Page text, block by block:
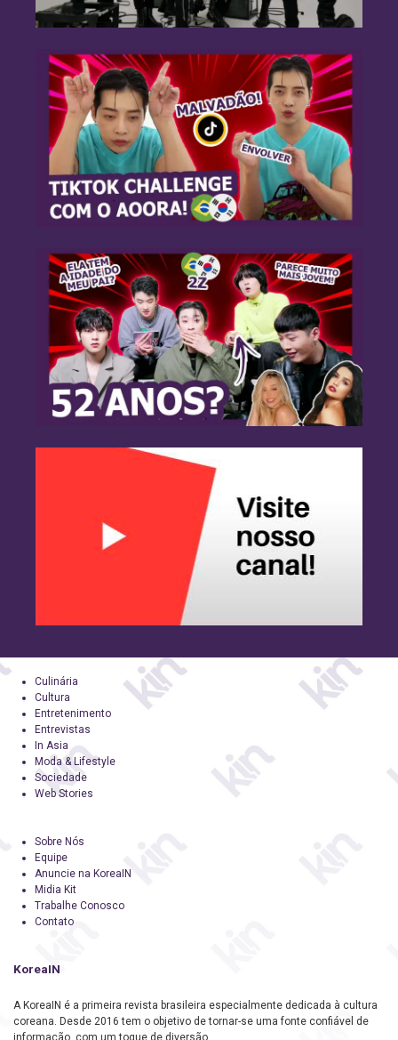
Culinária
Cultura
Entretenimento
Entrevistas
In Asia
Moda & Lifestyle
Sociedade
Web Stories
Sobre Nós
Equipe
Anuncie na KoreaIN
Midia Kit
Trabalhe Conosco
Contato
KoreaIN
A KoreaIN é a primeira revista brasileira especialmente dedicada à cultura
coreana. Desde 2016 tem o objetivo de tornar-se uma fonte confiável de
informação, com um toque de diversão.